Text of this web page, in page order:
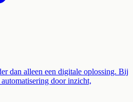
dan alleen een digitale oplossing. Bij
door inzicht,